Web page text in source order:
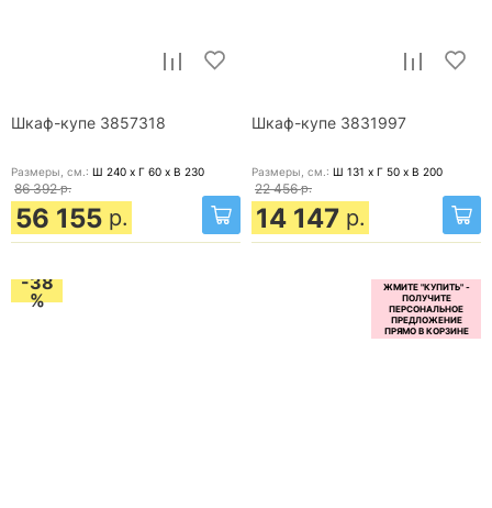
Шкаф-купе 3857318
Размеры, cм.: Ш 240 x Г 60 x В 230
86 392 р.
56 155 р.
Шкаф-купе 3831997
Размеры, cм.: Ш 131 x Г 50 x В 200
22 456 р.
14 147 р.
-38
%